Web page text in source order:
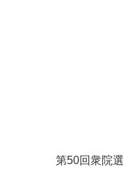
第50回衆院選